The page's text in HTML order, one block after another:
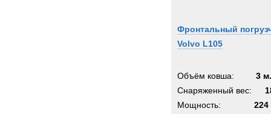
Фронтальный
Volvo L105
Объём ковша:
3
Снаряженный вес:
Мощность:
224